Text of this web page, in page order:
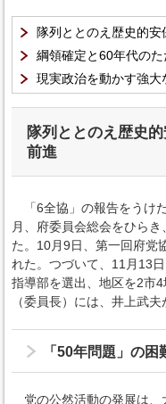
隊列ととのえ歴史的安
綱領確定と60年代の
現実政治を動かす強大
隊列ととのえ歴史
前進
「6全協」の報告をうけ
月、府委員会総会をひら
た。10月9日、第一回府党
れた。つづいて、11月13
指導部を選出、地区を2市
（委員長）には、井上武夫
「50年問題」の困
党の公然活動の発展は、